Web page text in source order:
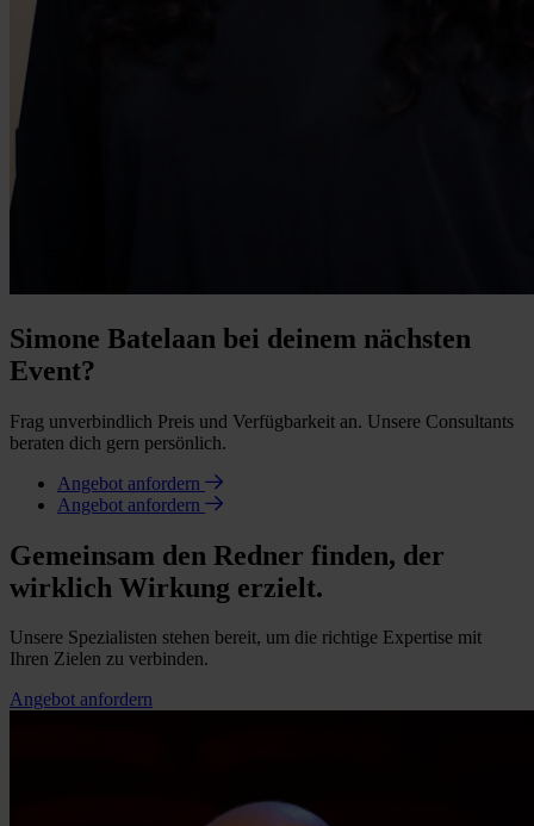
Simone Batelaan bei deinem nächsten
Event?
Frag unverbindlich Preis und Verfügbarkeit an. Unsere Consultants
beraten dich gern persönlich.
Angebot anfordern
Angebot anfordern
Gemeinsam den Redner finden, der
wirklich Wirkung erzielt.
Unsere Spezialisten stehen bereit, um die richtige Expertise mit
Ihren Zielen zu verbinden.
Angebot anfordern